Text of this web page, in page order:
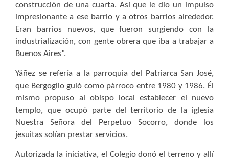
construcción de una cuarta. Así que le dio un impulso
impresionante a ese barrio y a otros barrios alrededor.
Eran barrios nuevos, que fueron surgiendo con la
industrialización, con gente obrera que iba a trabajar a
Buenos Aires”.
Yáñez se refería a la parroquia del Patriarca San José,
que Bergoglio guió como párroco entre 1980 y 1986. Él
mismo propuso al obispo local establecer el nuevo
templo, que ocupó parte del territorio de la iglesia
Nuestra Señora del Perpetuo Socorro, donde los
jesuitas solían prestar servicios.
Autorizada la iniciativa, el Colegio donó el terreno y allí